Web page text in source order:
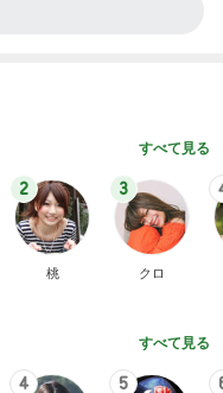
すべて見る
2
桃
3
クロ
すべて見る
4 5